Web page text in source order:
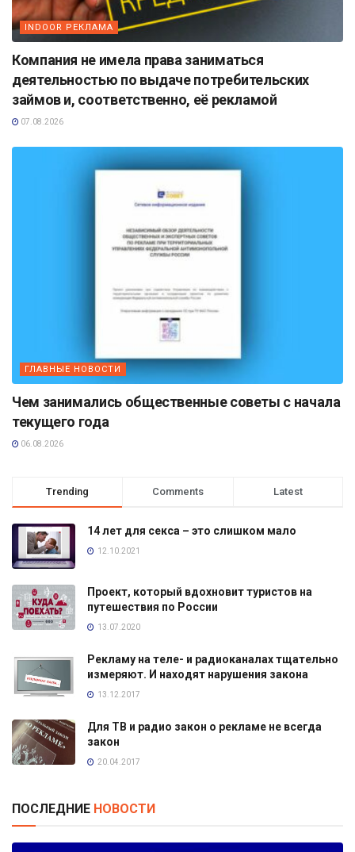
INDOOR РЕКЛАМА
Компания не имела права заниматься
деятельностью по выдаче потребительских
займов и, соответственно, её рекламой
07.08.2026
ГЛАВНЫЕ НОВОСТИ
Чем занимались общественные советы с начала
текущего года
06.08.2026
Trending Comments Latest
14 лет для секса – это слишком мало
12.10.2021
Проект, который вдохновит туристов на
путешествия по России
13.07.2020
Рекламу на теле- и радиоканалах тщательно
измеряют. И находят нарушения закона
13.12.2017
Для ТВ и радио закон о рекламе не всегда
закон
20.04.2017
ПОСЛЕДНИЕ НОВОСТИ